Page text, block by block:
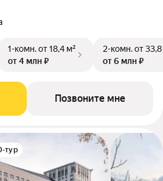
1-комн.от 18,4 м²
от 4 млн ₽
2-комн.от
от 6 млн ₽
Позвоните мне
тур